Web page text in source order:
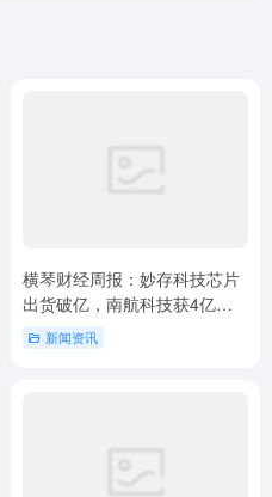
横琴财经周报：妙存科技芯片
出货破亿，南航科技获4亿订
单（2025年6月30日）
新闻资讯